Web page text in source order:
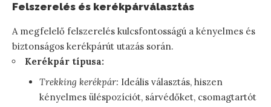
Felszerelés és kerékpárválasztás
A megfelelő felszerelés kulcsfontosságú a kényelmes és
biztonságos kerékpárút utazás során.
Kerékpár típusa:
Trekking kerékpár: Ideális választás, hiszen
kényelmes üléspozíciót, sárvédőket, csomagtartót